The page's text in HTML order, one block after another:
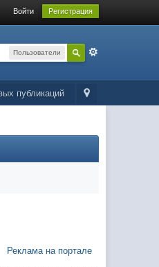
Войти Регистрация
Пользователи
публикаций
Реклама на портале